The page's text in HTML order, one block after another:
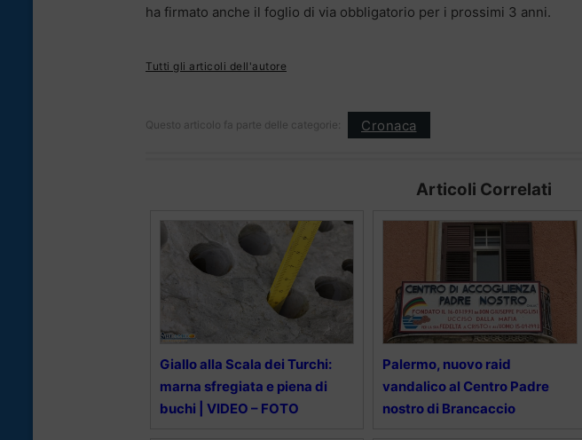
ha firmato anche il foglio di via obbligatorio per i prossimi 3 anni.
Tutti gli articoli dell'autore
Questo articolo fa parte delle categorie: Cronaca
Articoli Correlati
Giallo alla Scala dei Turchi:
marna sfregiata e piena di
buchi | VIDEO – FOTO
Palermo, nuovo raid
vandalico al Centro Padre
nostro di Brancaccio